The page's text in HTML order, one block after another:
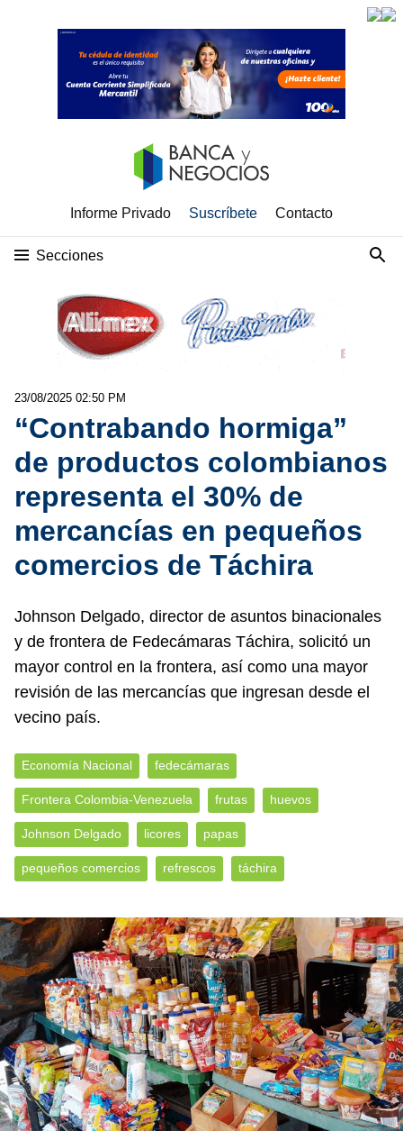
Informe Privado Suscríbete Contacto
Secciones
23/08/2025 02:50 PM
“Contrabando hormiga”
de productos colombianos
representa el 30% de
mercancías en pequeños
comercios de Táchira
Johnson Delgado, director de asuntos binacionales
y de frontera de Fedecámaras Táchira, solicitó un
mayor control en la frontera, así como una mayor
revisión de las mercancías que ingresan desde el
vecino país.
Economía Nacional fedecámaras
Frontera Colombia-Venezuela frutas huevos
Johnson Delgado licores papas
pequeños comercios refrescos táchira